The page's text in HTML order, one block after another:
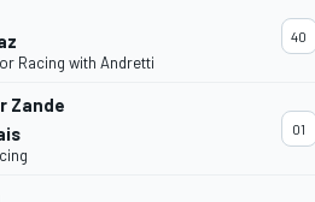
Racing with Andretti
40
Zande
01